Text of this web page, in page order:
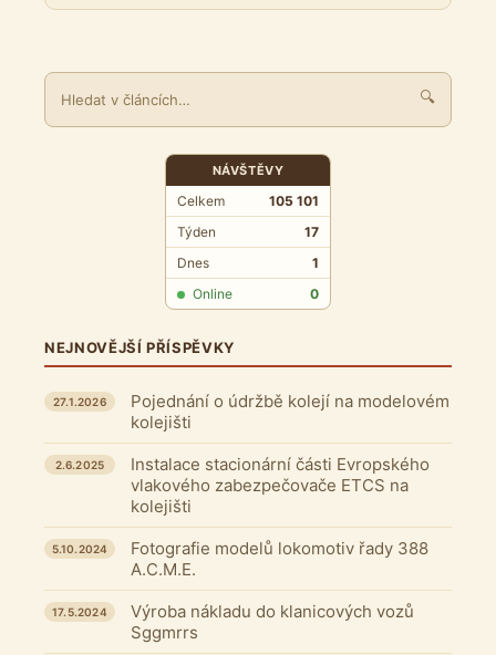
🔍
NÁVŠTĚVY
Celkem
105 101
Týden
17
Dnes
1
Online
0
NEJNOVĚJŠÍ PŘÍSPĚVKY
Pojednání o údržbě kolejí na modelovém
kolejišti
27.1.2026
Instalace stacionární části Evropského
vlakového zabezpečovače ETCS na
kolejišti
2.6.2025
Fotografie modelů lokomotiv řady 388
A.C.M.E.
5.10.2024
Výroba nákladu do klanicových vozů
Sggmrrs
17.5.2024